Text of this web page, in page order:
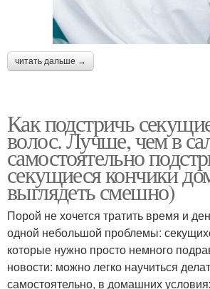
читать дальше →
Как подстричь
волос. Лучше, чем в
самостоятельно
секущиеся кончики
выглядеть смешно)
Порой не хочется тратить время и
одной небольшой проблемы:
которые нужно просто немного
новости: можно легко научиться
самостоятельно, в домашних